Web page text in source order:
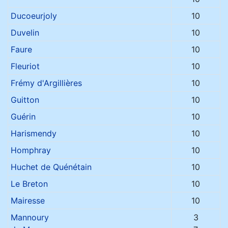
Ducoeurjoly
10
Duvelin
10
Faure
10
Fleuriot
10
Frémy d'Argillières
10
Guitton
10
Guérin
10
Harismendy
10
Homphray
10
Huchet de Quénétain
10
Le Breton
10
Mairesse
10
Mannoury
3